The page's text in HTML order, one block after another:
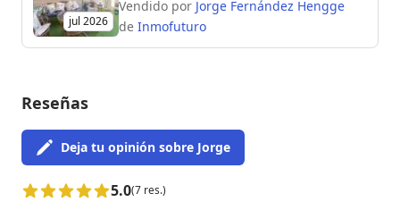
jul 2026
Vendido por Jorge Fernández Hengge
de Inmofuturo
Reseñas
Deja tu opinión sobre Jorge
5.0(7 res.)